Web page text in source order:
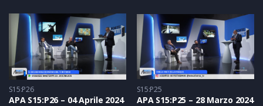
S15:P26
APA S15:P26 – 04 Aprile 2024
S15:P25
APA S15:P25 – 28 Marzo 2024